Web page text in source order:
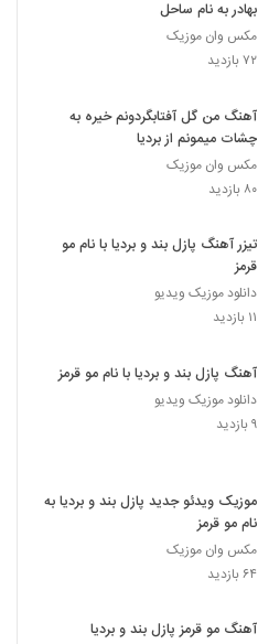
بهادر به نام ساحل
مکس وان موزیک
۷۲ بازدید
آهنگ من گل آفتابگردونم خیره به
چشات میمونم از بردیا
مکس وان موزیک
۸۰ بازدید
تیزر آهنگ پازل بند و بردیا با نام مو
قرمز
دانلود موزیک ویدیو
۱۱ بازدید
آهنگ پازل بند و بردیا با نام مو قرمز
دانلود موزیک ویدیو
۹ بازدید
موزیک ویدئو جدید پازل بند و بردیا به
نام مو قرمز
مکس وان موزیک
۶۴ بازدید
آهنگ مو قرمز پازل بند و بردیا